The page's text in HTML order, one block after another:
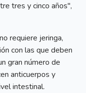
tres y cinco años",
requiere jeringa,
con las que deben
gran número de
anticuerpos y
intestinal.